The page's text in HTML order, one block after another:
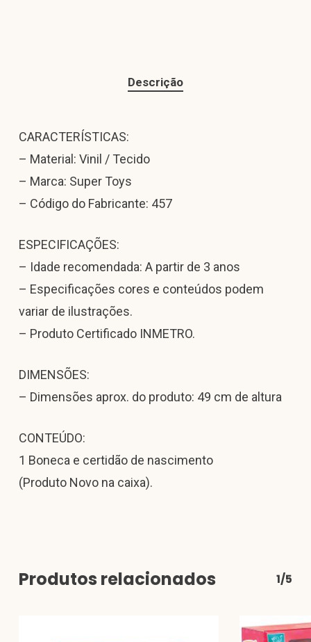
Descrição
CARACTERÍSTICAS:
– Material: Vinil / Tecido
– Marca: Super Toys
– Código do Fabricante: 457
ESPECIFICAÇÕES:
– Idade recomendada: A partir de 3 anos
– Especificações cores e conteúdos podem
variar de ilustrações.
– Produto Certificado INMETRO.
DIMENSÕES:
– Dimensões aprox. do produto: 49 cm de altura
CONTEÚDO:
1 Boneca e certidão de nascimento
(Produto Novo na caixa).
Produtos relacionados 1/5